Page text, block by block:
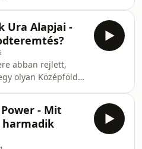
Kép: Actors
Jerry Vanderstelt
volt közülük Kate
hogy ő is
egy kis
Aragorn
és Gilraennek
és tragikus
történetét tárja elénk.⚔ Kép:
Ura Alapjai -
abban rejlett,
olyan Középföldét
vagy a
élő, lélegző
mely
- Mit